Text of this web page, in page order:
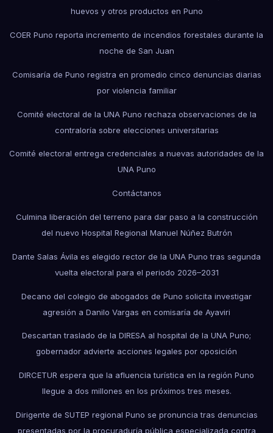
huevos y otros productos en Puno
COER Puno reporta incremento de incendios forestales durante la
noche de San Juan
Comisaría de Puno registra en promedio cinco denuncias diarias
por violencia familiar
Comité electoral de la UNA Puno rechaza observaciones de la
contraloría sobre elecciones universitarias
Comité electoral entrega credenciales a nuevas autoridades de la
UNA Puno
Contáctanos
Culmina liberación del terreno para dar paso a la construcción
del nuevo Hospital Regional Manuel Núñez Butrón
Dante Salas Ávila es elegido rector de la UNA Puno tras segunda
vuelta electoral para el periodo 2026–2031
Decano del colegio de abogados de Puno solicita investigar
agresión a Danilo Vargas en comisaría de Ayaviri
Descartan traslado de la DIRESA al hospital de la UNA Puno;
gobernador advierte acciones legales por oposición
DIRCETUR espera que la afluencia turística en la región Puno
llegue a dos millones en los próximos tres meses.
Dirigente de SUTEP regional Puno se pronuncia tras denuncias
presentadas por la procuraduría pública especializada contra